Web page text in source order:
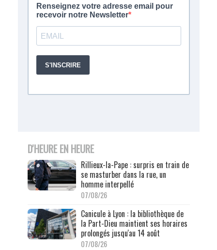
D'HEURE EN HEURE
Rillieux-la-Pape : surpris en train de
se masturber dans la rue, un
homme interpellé
07/08/26
Canicule à Lyon : la bibliothèque de
la Part-Dieu maintient ses horaires
prolongés jusqu'au 14 août
07/08/26